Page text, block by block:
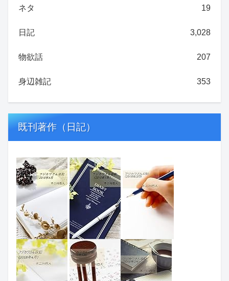
ネタ 19
日記 3,028
物欲話 207
身辺雑記 353
既刊著作（日記）